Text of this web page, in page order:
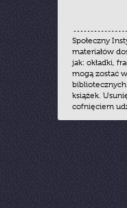
Społeczny
materiałów
jak: okładki,
mogą zostać
bibliotecznych
książek.
cofnięciem